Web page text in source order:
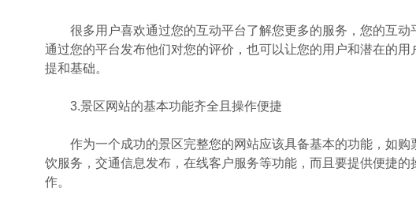
很多用户喜欢通过您的互动平台了解您更多的服务，您的互动
通过您的平台发布他们对您的评价，也可以让您的用户和潜在的
提和基础。
3.景区网站的基本功能齐全且操作便捷
作为一个成功的景区完整您的网站应该具备基本的功能，如购
饮服务，交通信息发布，在线客户服务等功能，而且要提供便捷
作。